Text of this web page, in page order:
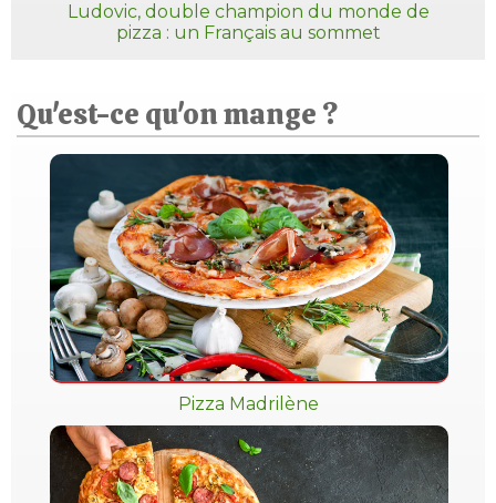
Ludovic, double champion du monde de
pizza : un Français au sommet
Qu'est-ce qu'on mange ?
Pizza Madrilène